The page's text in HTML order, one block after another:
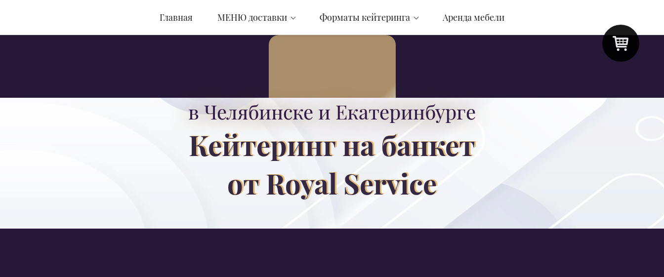
Главная МЕНЮ доставки Форматы кейтеринга Аренда мебели
Отправить заявку на кейтеринг
в Челябинске и Екатеринбурге
Кейтеринг на банкет
от Royal Service